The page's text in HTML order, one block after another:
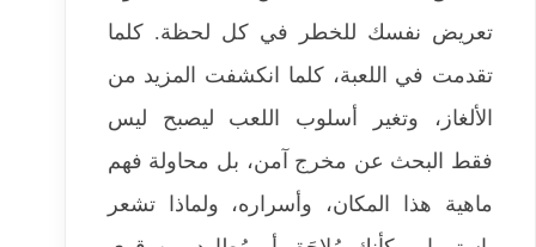
تعريض نفسك للخطر في كل لحظة. كلما
تقدمت في اللعبة، كلما انكشفت المزيد من
الألغاز، وتغير أسلوب اللعب ليصبح ليس
فقط البحث عن مخرج آمن، بل محاولة فهم
ماهية هذا المكان، وأسراره، ولماذا تشعر